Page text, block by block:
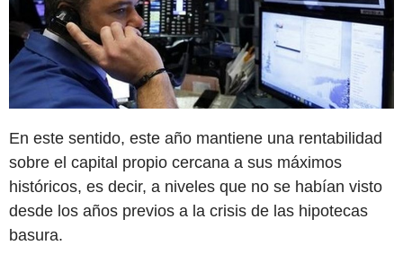
En este sentido, este año mantiene una rentabilidad
sobre el capital propio cercana a sus máximos
históricos, es decir, a niveles que no se habían visto
desde los años previos a la crisis de las hipotecas
basura.